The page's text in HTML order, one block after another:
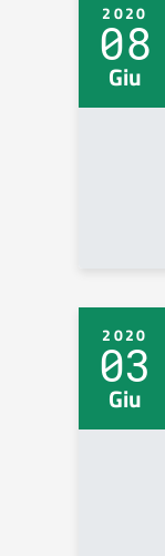
2020
08
Giu
2020
03
Giu